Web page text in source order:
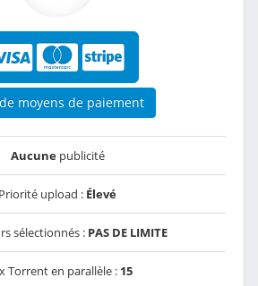
moyens de paiement
Aucunepublicité
Priorité upload : Élevé
sélectionnés : PAS DE LIMITE
Torrent en parallèle : 15